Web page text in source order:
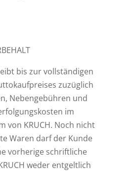
bis zur vollständigen
zuzüglich
Nebengebühren und
im
von KRUCH. Noch nicht
Waren darf der Kunde
vorherige schriftliche
weder entgeltlich